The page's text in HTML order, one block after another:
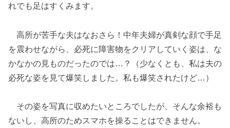
れでも足はすくみます。
高所が苦手な夫はなおさら！中年夫婦が真剣な顔で手足
を震わせながら、必死に障害物をクリアしていく姿は、な
かなかの見ものだったのでは…？（少なくとも、私は夫の
必死な姿を見て爆笑しました。私も爆笑されたけど…）
その姿を写真に収めたいところでしたが、そんな余裕も
ないし、高所のためスマホを操ることはできません。